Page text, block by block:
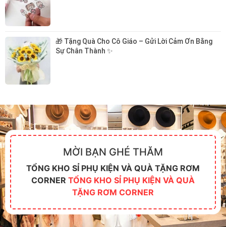
🎁 Tặng Quà Cho Cô Giáo – Gửi Lời Cảm Ơn Bằng
Sự Chân Thành ✨
MỜI BẠN GHÉ THĂM
TỔNG KHO SỈ PHỤ KIỆN VÀ QUÀ TẶNG RƠM
CORNER TỔNG KHO SỈ PHỤ KIỆN VÀ QUÀ
TẶNG RƠM CORNER